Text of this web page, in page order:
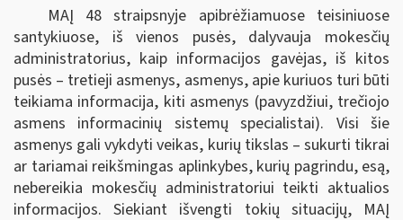
MAĮ 48 straipsnyje apibrėžiamuose teisiniuose
santykiuose, iš vienos pusės, dalyvauja mokesčių
administratorius, kaip informacijos gavėjas, iš kitos
pusės – tretieji asmenys, asmenys, apie kuriuos turi būti
teikiama informacija, kiti asmenys (pavyzdžiui, trečiojo
asmens informacinių sistemų specialistai). Visi šie
asmenys gali vykdyti veikas, kurių tikslas – sukurti tikrai
ar tariamai reikšmingas aplinkybes, kurių pagrindu, esą,
nebereikia mokesčių administratoriui teikti aktualios
informacijos. Siekiant išvengti tokių situacijų, MAĮ